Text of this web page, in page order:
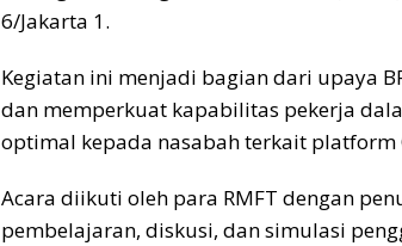
6/Jakarta 1.
Kegiatan ini menjadi bagian dari upaya
dan memperkuat kapabilitas pekerja
optimal kepada nasabah terkait platform
Acara diikuti oleh para RMFT dengan
pembelajaran, diskusi, dan simulasi